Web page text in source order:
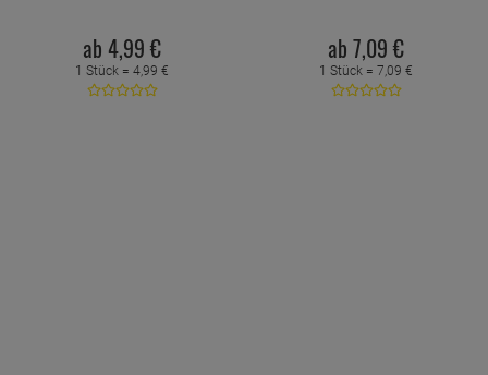
ab 4,99 €
1 Stück = 4,99 €
ab 7,09 €
1 Stück = 7,09 €